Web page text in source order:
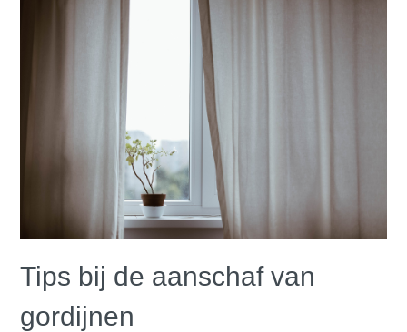
Tips bij de aanschaf van
gordijnen